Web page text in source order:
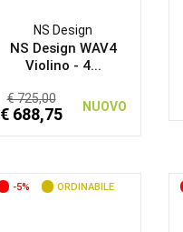
NS Design
NS Design WAV4
Violino - 4...
€ 725,00
€ 688,75 NUOVO
-5% ORDINABILE